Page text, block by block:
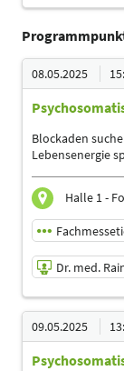
08.05.2025
Blockaden
Lebensenergie
Halle 1 -
Dr. med.
08.05.2025
Dr. med.
FA für
09.05.2025